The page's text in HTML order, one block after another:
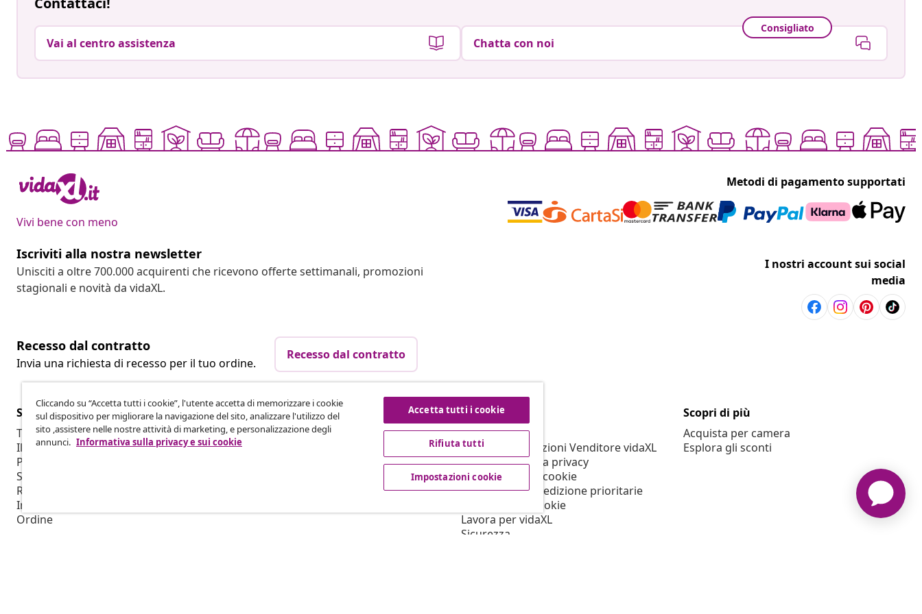
Vai al centro assistenza
Consigliato
Chatta con noi
Vivi bene con meno
Metodi di pagamento supportati
Iscriviti alla nostra newsletter
Unisciti a oltre 700.000 acquirenti che ricevono offerte settimanali, promozioni
stagionali e novità da vidaXL.
I nostri account sui social
media
Recesso dal contratto
Invia una richiesta di recesso per il tuo ordine.
Recesso dal contratto
Servizio clienti
Traccia il tuo ordine
Il mio account
Pagamento
Spedizione e Consegna
Ritorno
Informazioni sul prodotto
Ordine
Aziende
Programma affiliato
Produzione per vidaXL
vidaXL
Su vidaXL
Termini e Condizioni Venditore vidaXL
Informativa sulla privacy
Informativa sui cookie
Condizioni di spedizione prioritarie
Impostazioni cookie
Lavora per vidaXL
Sicurezza
Scopri di più
Acquista per camera
Esplora gli sconti
Cliccando su “Accetta tutti i cookie”, l'utente accetta di memorizzare i cookie
sul dispositivo per migliorare la navigazione del sito, analizzare l'utilizzo del
sito ,assistere nelle nostre attività di marketing, e personalizzazione degli
annunci. Informativa sulla privacy e sui cookie
Accetta tutti i cookie
Rifiuta tutti
Impostazioni cookie